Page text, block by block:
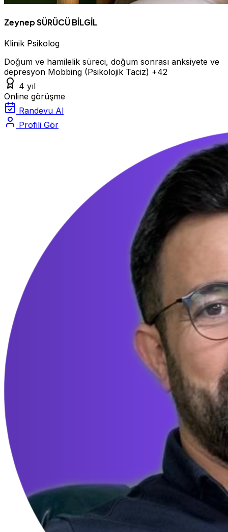
Zeynep SÜRÜCÜ BİLGİL
Klinik Psikolog
Doğum ve hamilelik süreci, doğum sonrası anksiyete ve
depresyon Mobbing (Psikolojik Taciz) +42
4 yıl
Online görüşme
Randevu Al
Profili Gör